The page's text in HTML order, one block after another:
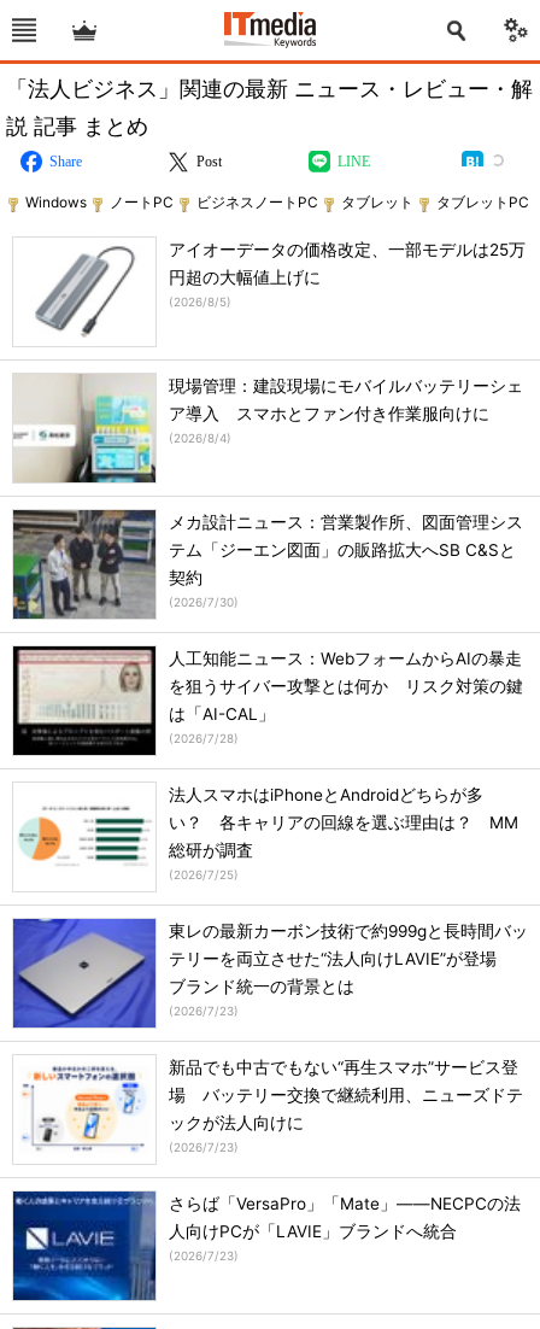
「法人ビジネス」関連の最新 ニュース・レビュー・解
説 記事 まとめ
Share Post LINE
Windows ノートPC ビジネスノートPC タブレット タブレットPC
アイオーデータの価格改定、一部モデルは25万
円超の大幅値上げに
(2026/8/5)
現場管理：建設現場にモバイルバッテリーシェ
ア導入 スマホとファン付き作業服向けに
(2026/8/4)
メカ設計ニュース：営業製作所、図面管理シス
テム「ジーエン図面」の販路拡大へSB C&Sと
契約
(2026/7/30)
人工知能ニュース：WebフォームからAIの暴走
を狙うサイバー攻撃とは何か リスク対策の鍵
は「AI-CAL」
(2026/7/28)
法人スマホはiPhoneとAndroidどちらが多
い？ 各キャリアの回線を選ぶ理由は？ MM
総研が調査
(2026/7/25)
東レの最新カーボン技術で約999gと長時間バッ
テリーを両立させた“法人向けLAVIE”が登場
ブランド統一の背景とは
(2026/7/23)
新品でも中古でもない“再生スマホ”サービス登
場 バッテリー交換で継続利用、ニューズドテ
ックが法人向けに
(2026/7/23)
さらば「VersaPro」「Mate」――NECPCの法
人向けPCが「LAVIE」ブランドへ統合
(2026/7/23)